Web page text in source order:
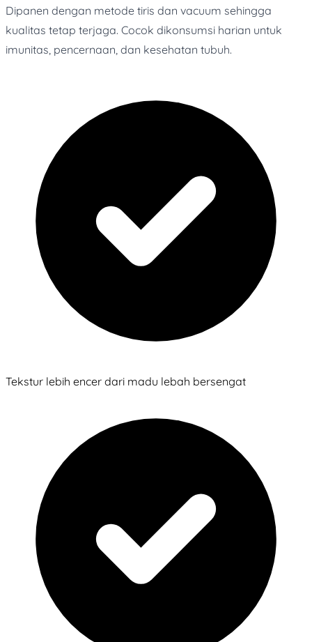
Dipanen dengan metode tiris dan vacuum sehingga
kualitas tetap terjaga. Cocok dikonsumsi harian untuk
imunitas, pencernaan, dan kesehatan tubuh.
Tekstur lebih encer dari madu lebah bersengat